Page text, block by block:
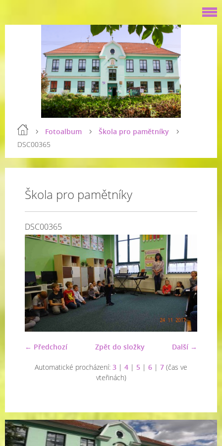
Fotoalbum
Škola pro pamětníky
DSC00365
Škola pro pamětníky
DSC00365
← Předchozí Další →
Zpět do složky
Automatické procházení: 3 | 4 | 5 | 6 | 7 (čas ve
vteřinách)